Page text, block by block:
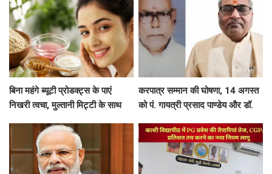
बिना महंगे ब्यूटी प्रोडक्ट्स के पाएं
निखरी त्वचा, मुल्तानी मिट्टी के साथ
करपात्र सम्मान की घोषणा, 14 अगस्त
को पं. गायत्री प्रसाद पाण्डेय और डॉ.
सम्मानित